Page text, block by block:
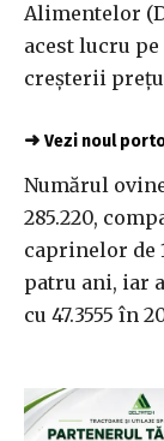
Alimentelor
acest lucru
creşterii
➜ Vezi noul
Numărul
285.220,
caprinelor de
patru ani, iar
cu 47.3555 în